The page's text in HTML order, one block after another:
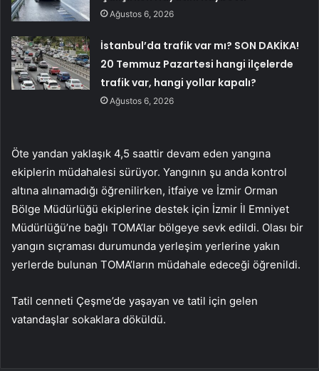
Ağustos 6, 2026
İstanbul’da trafik var mı? SON DAKİKA!
20 Temmuz Pazartesi hangi ilçelerde
trafik var, hangi yollar kapalı?
Ağustos 6, 2026
Öte yandan yaklaşık 4,5 saattir devam eden yangına
ekiplerin müdahalesi sürüyor. Yangının şu anda kontrol
altına alınamadığı öğrenilirken, itfaiye ve İzmir Orman
Bölge Müdürlüğü ekiplerine destek için İzmir İl Emniyet
Müdürlüğü’ne bağlı TOMA’lar bölgeye sevk edildi. Olası bir
yangın sıçraması durumunda yerleşim yerlerine yakın
yerlerde bulunan TOMA’ların müdahale edeceği öğrenildi.
Tatil cenneti Çeşme’de yaşayan ve tatil için gelen
vatandaşlar sokaklara döküldü.